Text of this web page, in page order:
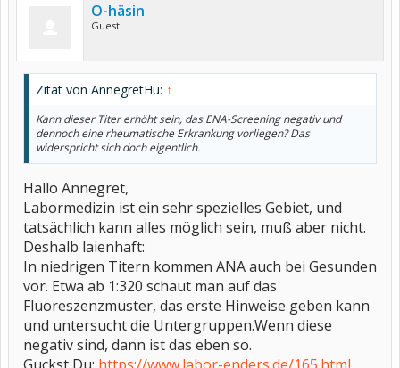
O-häsin
Guest
Zitat von AnnegretHu: ↑
Kann dieser Titer erhöht sein, das ENA-Screening negativ und
dennoch eine rheumatische Erkrankung vorliegen? Das
widerspricht sich doch eigentlich.
Hallo Annegret,
Labormedizin ist ein sehr spezielles Gebiet, und
tatsächlich kann alles möglich sein, muß aber nicht.
Deshalb laienhaft:
In niedrigen Titern kommen ANA auch bei Gesunden
vor. Etwa ab 1:320 schaut man auf das
Fluoreszenzmuster, das erste Hinweise geben kann
und untersucht die Untergruppen.Wenn diese
negativ sind, dann ist das eben so.